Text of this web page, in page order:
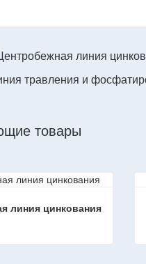
линия
травления и
товары
линия цинкования